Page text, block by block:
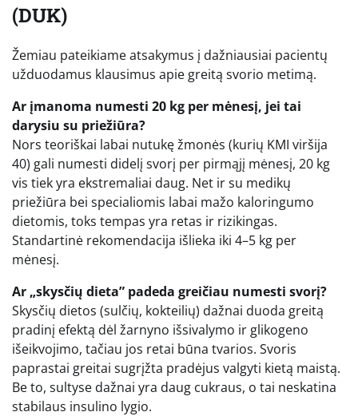
(DUK)
Žemiau pateikiame atsakymus į dažniausiai pacientų
užduodamus klausimus apie greitą svorio metimą.
Ar įmanoma numesti 20 kg per mėnesį, jei tai
darysiu su priežiūra?
Nors teoriškai labai nutukę žmonės (kurių KMI viršija
40) gali numesti didelį svorį per pirmąjį mėnesį, 20 kg
vis tiek yra ekstremaliai daug. Net ir su medikų
priežiūra bei specialiomis labai mažo kaloringumo
dietomis, toks tempas yra retas ir rizikingas.
Standartinė rekomendacija išlieka iki 4–5 kg per
mėnesį.
Ar „skysčių dieta” padeda greičiau numesti svorį?
Skysčių dietos (sulčių, kokteilių) dažnai duoda greitą
pradinį efektą dėl žarnyno išsivalymo ir glikogeno
išeikvojimo, tačiau jos retai būna tvarios. Svoris
paprastai greitai sugrįžta pradėjus valgyti kietą maistą.
Be to, sultyse dažnai yra daug cukraus, o tai neskatina
stabilaus insulino lygio.